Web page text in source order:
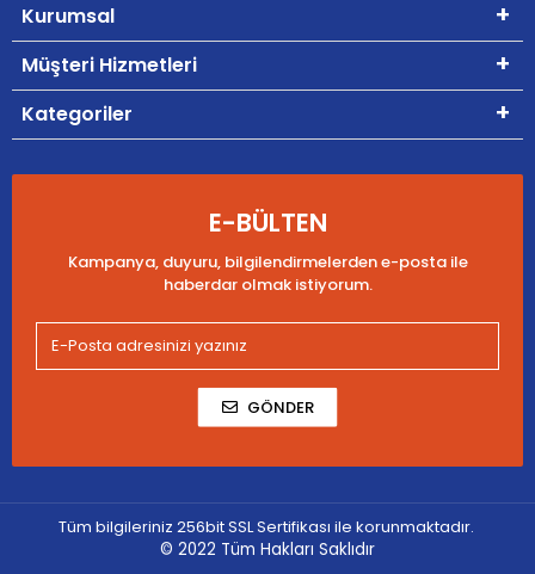
Kurumsal
Müşteri Hizmetleri
Kategoriler
E-BÜLTEN
Kampanya, duyuru, bilgilendirmelerden e-posta ile
haberdar olmak istiyorum.
GÖNDER
Tüm bilgileriniz 256bit SSL Sertifikası ile korunmaktadır.
© 2022 Tüm Hakları Saklıdır